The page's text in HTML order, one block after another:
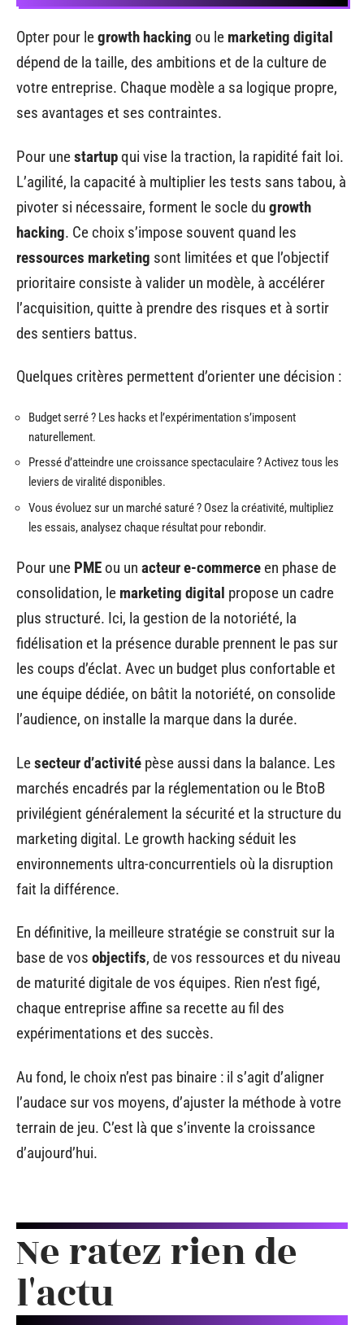
Opter pour legrowth hacking ou le marketing digital
dépend de la taille, des ambitions et de la culture de
votre entreprise. Chaque modèle a sa logique propre,
ses avantages et ses contraintes.
Pour unestartupqui vise la traction, la rapidité fait loi.
L’agilité, la capacité à multiplier les tests sans tabou, à
pivoter si nécessaire, forment le socle du growth
hacking. Ce choix s’impose souvent quand les
ressources marketing sont limitées et que l’objectif
prioritaire consiste à valider un modèle, à accélérer
l’acquisition, quitte à prendre des risques et à sortir
des sentiers battus.
Quelques critères permettent d’orienter une décision :
Budget serré ? Les hacks et l’expérimentation s’imposent
naturellement.
Pressé d’atteindre une croissance spectaculaire ? Activez tous les
leviers de viralité disponibles.
Vous évoluez sur un marché saturé ? Osez la créativité, multipliez
les essais, analysez chaque résultat pour rebondir.
Pour une PME ou un acteur e-commerce en phase de
consolidation, le marketing digital propose un cadre
plus structuré. Ici, la gestion de la notoriété, la
fidélisation et la présence durable prennent le pas sur
les coups d’éclat. Avec un budget plus confortable et
une équipe dédiée, on bâtit la notoriété, on consolide
l’audience, on installe la marque dans la durée.
Lesecteur d’activité pèse aussi dans la balance. Les
marchés encadrés par la réglementation ou le BtoB
privilégient généralement la sécurité et la structure du
marketing digital. Le growth hacking séduit les
environnements ultra-concurrentiels où la disruption
fait la différence.
En définitive, la meilleure stratégie se construit sur la
base de vos objectifs, de vos ressources et du niveau
de maturité digitale de vos équipes. Rien n’est figé,
chaque entreprise affine sa recette au fil des
expérimentations et des succès.
Au fond, le choix n’est pas binaire : il s’agit d’aligner
l’audace sur vos moyens, d’ajuster la méthode à votre
terrain de jeu. C’est là que s’invente la croissance
d’aujourd’hui.
Ne ratez rien de
l'actu